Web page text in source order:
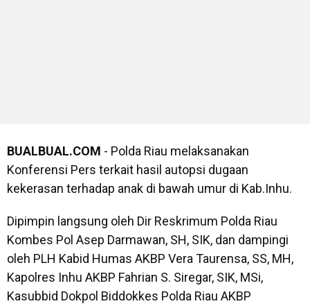
BUALBUAL.COM - Polda Riau melaksanakan
Konferensi Pers terkait hasil autopsi dugaan
kekerasan terhadap anak di bawah umur di Kab.Inhu.
Dipimpin langsung oleh Dir Reskrimum Polda Riau
Kombes Pol Asep Darmawan, SH, SIK, dan dampingi
oleh PLH Kabid Humas AKBP Vera Taurensa, SS, MH,
Kapolres Inhu AKBP Fahrian S. Siregar, SIK, MSi,
Kasubbid Dokpol Biddokkes Polda Riau AKBP